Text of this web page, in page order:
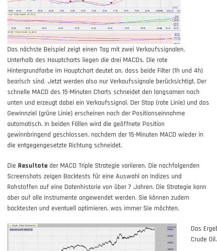
Das nächste Beispiel zeigt einen Tag mit zwei Verkaufssignalen.
Unterhalb des Hauptcharts liegen die drei MACDs. Die rote
Hintergrundfarbe im Hauptchart deutet an, dass beide Filter (1h und 4h)
bearisch sind. Jetzt werden also nur Verkaufssignale berücksichtigt. Der
schnelle MACD des 15-Minuten Charts schneidet den langsamen nach
unten und erzeugt dabei ein Verkaufssignal. Der Stop (rote Linie) und das
Gewinnziel (grüne Linie) erscheinen nach der Positionseinnahme
automatisch. In beiden Fällen wird die geöffnete Position
gewinnbringend geschlossen, nachdem der 15-Minuten MACD wieder in
die entgegengesetzte Richtung schneidet.
Die Resultate der MACD Triple Strategie variieren. Die nachfolgenden
Screenshots zeigen Backtests für eine Auswahl an Indizes und
Rohstoffen auf eine Datenhistorie von über 7 Jahren. Die Strategie kann
aber auf alle Instrumente angewendet werden. Sie können zudem
backtesten und eventuell optimieren, was immer Sie möchten.
Das
Crude Oil.